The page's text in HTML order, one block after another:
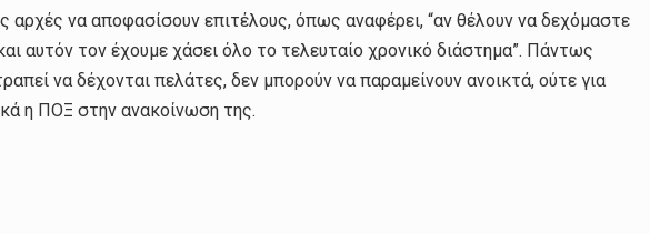
αρχές να αποφασίσουν επιτέλους, όπως αναφέρει, “αν θέλουν να δεχόμαστε
αυτόν τον έχουμε χάσει όλο το τελευταίο χρονικό διάστημα”. Πάντως
να δέχονται πελάτες, δεν μπορούν να παραμείνουν ανοικτά, ούτε για
η ΠΟΞ στην ανακοίνωση της.